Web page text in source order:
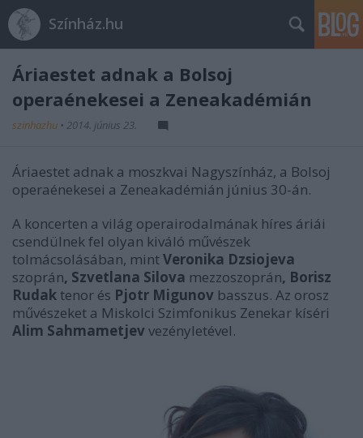
Színház.hu
Áriaestet adnak a Bolsoj
operaénekesei a Zeneakadémián
szinhazhu • 2014. június 23.
Áriaestet adnak a moszkvai Nagyszínház, a Bolsoj
operaénekesei a Zeneakadémián június 30-án.
A koncerten a világ operairodalmának híres áriái
csendülnek fel olyan kiváló művészek
tolmácsolásában, mintVeronika Dzsiojeva
szoprán, Szvetlana Silova mezzoszoprán, Borisz
Rudak tenor és Pjotr Migunov basszus. Az orosz
művészeket a Miskolci Szimfonikus Zenekar kíséri
Alim Sahmametjevvezényletével.